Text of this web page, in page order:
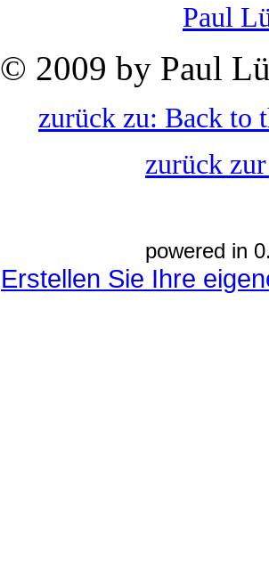
Paul
© 2009 by Paul
zurück zu: Back to
zurück
powered in
Erstellen Sie Ihre